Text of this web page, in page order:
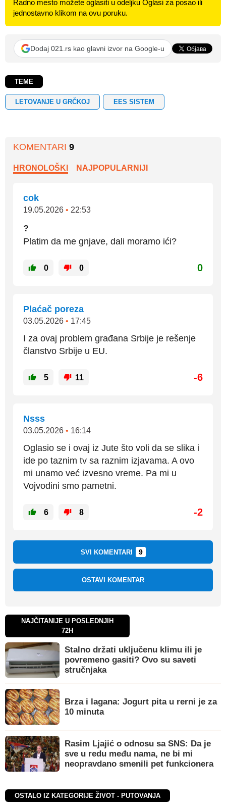
Radno mesto možete oglasiti u odeljku Oglasi za posao ili
jednostavno klikom na ovu poruku.
Dodaj 021.rs kao glavni izvor na Google-u
TEME
LETOVANJE U GRČKOJ EES SISTEM
KOMENTARI 9
HRONOLOŠKI NAJPOPULARNIJI
cok
19.05.2026 • 22:53
?
Platim da me gnjave, dali moramo ići?
0 0 0
Plaćač poreza
03.05.2026 • 17:45
I za ovaj problem građana Srbije je rešenje
članstvo Srbije u EU.
5 11 -6
Nsss
03.05.2026 • 16:14
Oglasio se i ovaj iz Jute što voli da se slika i
ide po taznim tv sa raznim izjavama. A ovo
mi unamo već izvesno vreme. Pa mi u
Vojvodini smo pametni.
6 8 -2
SVI KOMENTARI 9
OSTAVI KOMENTAR
NAJČITANIJE U POSLEDNJIH
72H
Stalno držati uključenu klimu ili je
povremeno gasiti? Ovo su saveti
stručnjaka
Brza i lagana: Jogurt pita u rerni je za
10 minuta
Rasim Ljajić o odnosu sa SNS: Da je
sve u redu među nama, ne bi mi
neopravdano smenili pet funkcionera
OSTALO IZ KATEGORIJE ŽIVOT - PUTOVANJA